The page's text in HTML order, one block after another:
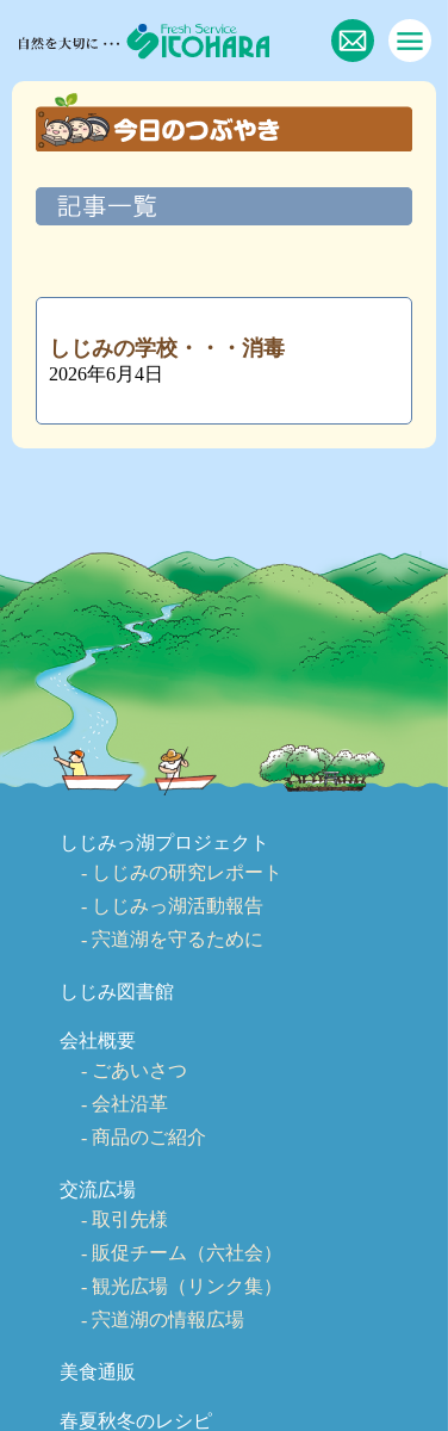
しじみの学校・・・消毒
2026年6月4日
しじみっ湖プロジェクト
しじみの研究レポート
しじみっ湖活動報告
宍道湖を守るために
しじみ図書館
会社概要
ごあいさつ
会社沿革
商品のご紹介
交流広場
取引先様
販促チーム（六社会）
観光広場（リンク集）
宍道湖の情報広場
美食通販
春夏秋冬のレシピ